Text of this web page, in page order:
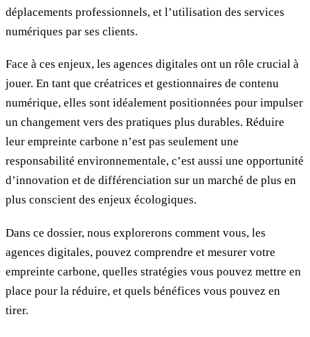
déplacements professionnels, et l’utilisation des services
numériques par ses clients.
Face à ces enjeux, les agences digitales ont un rôle crucial à
jouer. En tant que créatrices et gestionnaires de contenu
numérique, elles sont idéalement positionnées pour impulser
un changement vers des pratiques plus durables. Réduire
leur empreinte carbone n’est pas seulement une
responsabilité environnementale, c’est aussi une opportunité
d’innovation et de différenciation sur un marché de plus en
plus conscient des enjeux écologiques.
Dans ce dossier, nous explorerons comment vous, les
agences digitales, pouvez comprendre et mesurer votre
empreinte carbone, quelles stratégies vous pouvez mettre en
place pour la réduire, et quels bénéfices vous pouvez en
tirer.